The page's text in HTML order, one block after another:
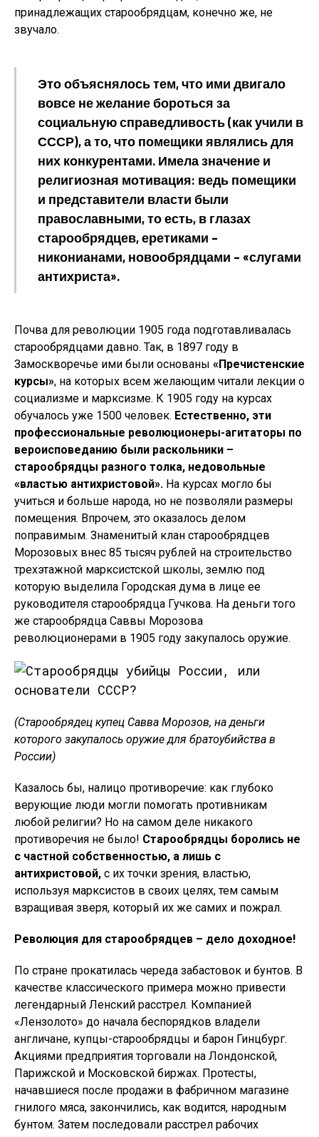
принадлежащих старообрядцам, конечно же, не
звучало.
Это объяснялось тем, что ими двигало
вовсе не желание бороться за
социальную справедливость (как учили в
СССР), а то, что помещики являлись для
них конкурентами. Имела значение и
религиозная мотивация: ведь помещики
и представители власти были
православными, то есть, в глазах
старообрядцев, еретиками –
никонианами, новообрядцами – «слугами
антихриста».
Почва для революции 1905 года подготавливалась
старообрядцами давно. Так, в 1897 году в
Замоскворечье ими были основаны «Пречистенские
курсы», на которых всем желающим читали лекции о
социализме и марксизме. К 1905 году на курсах
обучалось уже 1500 человек. Естественно, эти
профессиональные революционеры-агитаторы по
вероисповеданию были раскольники –
старообрядцы разного толка, недовольные
«властью антихристовой». На курсах могло бы
учиться и больше народа, но не позволяли размеры
помещения. Впрочем, это оказалось делом
поправимым. Знаменитый клан старообрядцев
Морозовых внес 85 тысяч рублей на строительство
трехэтажной марксистской школы, землю под
которую выделила Городская дума в лице ее
руководителя старообрядца Гучкова. На деньги того
же старообрядца Саввы Морозова
революционерами в 1905 году закупалось оружие.
(Старообрядец купец Савва Морозов, на деньги
которого закупалось оружие для братоубийства в
России)
Казалось бы, налицо противоречие: как глубоко
верующие люди могли помогать противникам
любой религии? Но на самом деле никакого
противоречия не было! Старообрядцы боролись не
с частной собственностью, а лишь с
антихристовой, с их точки зрения, властью,
используя марксистов в своих целях, тем самым
взращивая зверя, который их же самих и пожрал.
Революция для старообрядцев – дело доходное!
По стране прокатилась череда забастовок и бунтов. В
качестве классического примера можно привести
легендарный Ленский расстрел. Компанией
«Лензолото» до начала беспорядков владели
англичане, купцы-старообрядцы и барон Гинцбург.
Акциями предприятия торговали на Лондонской,
Парижской и Московской биржах. Протесты,
начавшиеся после продажи в фабричном магазине
гнилого мяса, закончились, как водится, народным
бунтом. Затем последовали расстрел рабочих